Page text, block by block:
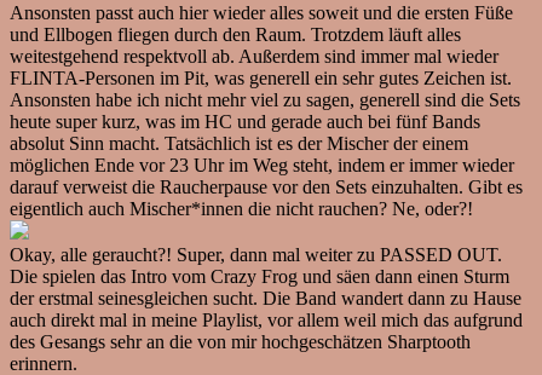
Ansonsten passt auch hier wieder alles soweit und die ersten Füße
und Ellbogen fliegen durch den Raum. Trotzdem läuft alles
weitestgehend respektvoll ab. Außerdem sind immer mal wieder
FLINTA-Personen im Pit, was generell ein sehr gutes Zeichen ist.
Ansonsten habe ich nicht mehr viel zu sagen, generell sind die Sets
heute super kurz, was im HC und gerade auch bei fünf Bands
absolut Sinn macht. Tatsächlich ist es der Mischer der einem
möglichen Ende vor 23 Uhr im Weg steht, indem er immer wieder
darauf verweist die Raucherpause vor den Sets einzuhalten. Gibt es
eigentlich auch Mischer*innen die nicht rauchen? Ne, oder?!
Okay, alle geraucht?! Super, dann mal weiter zu PASSED OUT.
Die spielen das Intro vom Crazy Frog und säen dann einen Sturm
der erstmal seinesgleichen sucht. Die Band wandert dann zu Hause
auch direkt mal in meine Playlist, vor allem weil mich das aufgrund
des Gesangs sehr an die von mir hochgeschätzen Sharptooth
erinnern.